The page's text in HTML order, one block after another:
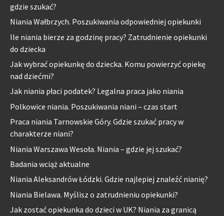
gdzie szukać?
Niania Wałbrzych. Poszukiwania odpowiedniej opiekunki
Ile niania bierze za godzinę pracy? Zatrudnienie opiekunki
do dziecka
Jak wybrać opiekunkę do dziecka. Komu powierzyć opiekę
nad dziećmi?
Jak niania płaci podatek? Legalna praca jako niania
Polkowice niania. Poszukiwania niani – czas start
Praca niania Tarnowskie Góry. Gdzie szukać pracy w
charakterze niani?
Niania Warszawa Wesoła. Niania – gdzie jej szukać?
Badania wciąż aktualne
Niania Aleksandrów Łódzki. Gdzie najlepiej znaleźć nianię?
Niania Bielawa. Myślisz o zatrudnieniu opiekunki?
Jak zostać opiekunka do dzieci w UK? Niania za granicą